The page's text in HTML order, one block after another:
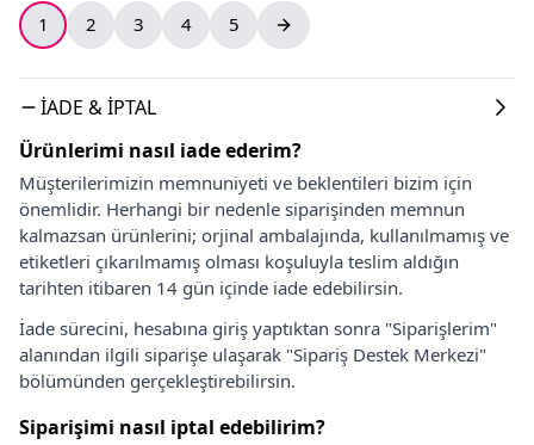
1 2 3 4 5
İADE & İPTAL
Ürünlerimi nasıl iade ederim?
Müşterilerimizin memnuniyeti ve beklentileri bizim için
önemlidir. Herhangi bir nedenle siparişinden memnun
kalmazsan ürünlerini; orjinal ambalajında, kullanılmamış ve
etiketleri çıkarılmamış olması koşuluyla teslim aldığın
tarihten itibaren 14 gün içinde iade edebilirsin.
İade sürecini, hesabına giriş yaptıktan sonra "Siparişlerim"
alanından ilgili siparişe ulaşarak "Sipariş Destek Merkezi"
bölümünden gerçekleştirebilirsin.
Siparişimi nasıl iptal edebilirim?